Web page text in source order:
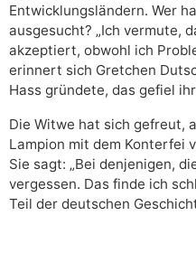
Entwicklungsländern. Wer
ausgesucht? „Ich vermute,
akzeptiert, obwohl ich
erinnert sich Gretchen
Hass gründete, das gefiel
Die Witwe hat sich gefreut,
Lampion mit dem Konterfei
Sie sagt: „Bei denjenigen,
vergessen. Das finde ich
Teil der deutschen